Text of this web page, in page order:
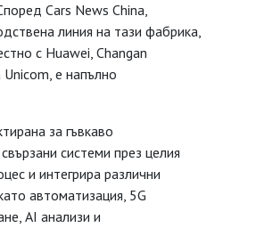
Cars News China,
линия на тази фабрика,
с Huawei, Changan
е напълно
за гъвкаво
системи през целия
и интегрира различни
автоматизация, 5G
AI анализи и